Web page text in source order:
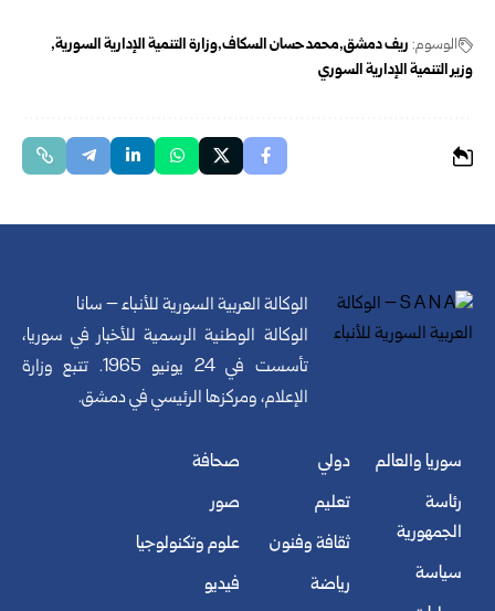
الوسوم: ريف دمشق محمد حسان السكاف وزارة التنمية الإدارية السورية
وزير التنمية الإدارية السوري
الوكالة العربية السورية للأنباء – سانا
الوكالة الوطنية الرسمية للأخبار في سوريا،
تأسست في 24 يونيو 1965. تتبع وزارة
الإعلام، ومركزها الرئيسي في دمشق.
سوريا والعالم
رئاسة
الجمهورية
سياسة
دولي
تعليم
ثقافة وفنون
رياضة
صحافة
صور
علوم وتكنولوجيا
فيديو